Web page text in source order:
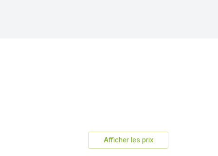
Afficher les prix